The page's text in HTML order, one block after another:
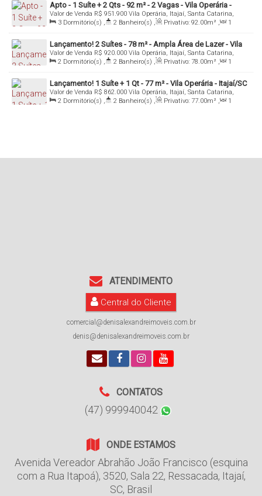
Apto - 1 Suíte + 2 Qts - 92 m² - 2 Vagas - Vila Operária -
Itajaí/SC
R$ 951.900
Valor de Venda
Vila Operária, Itajaí, Santa Catarina,
Brasil
3 Dormitório(s) , 2 Banheiro(s) , Privativo: 92.00m² ,
1
Sala(s) , 1 Suíte(s) , 2 Vaga(s)
Lançamento! 2 Suítes - 78 m² - Ampla Área de Lazer - Vila
Operária - Itajaí/SC
R$ 920.000
Valor de Venda
Vila Operária, Itajaí, Santa Catarina,
Brasil
2 Dormitório(s) , 2 Banheiro(s) , Privativo: 78.00m² ,
1
Sala(s) , 2 Suíte(s) , 1 Vaga(s)
Lançamento! 1 Suíte + 1 Qt - 77 m² - Vila Operária - Itajaí/SC
R$ 862.000
Valor de Venda
Vila Operária, Itajaí, Santa Catarina,
Brasil
2 Dormitório(s) , 2 Banheiro(s) , Privativo: 77.00m² ,
1
ATENDIMENTO
Central do Cliente
comercial@denisalexandreimoveis.com.br
denis@denisalexandreimoveis.com.br
CONTATOS
(47) 999940042
ONDE ESTAMOS
Avenida Vereador Abrahão João Francisco (esquina
com a Rua Itapoá), 3520, Sala 22, Ressacada, Itajaí,
SC, Brasil